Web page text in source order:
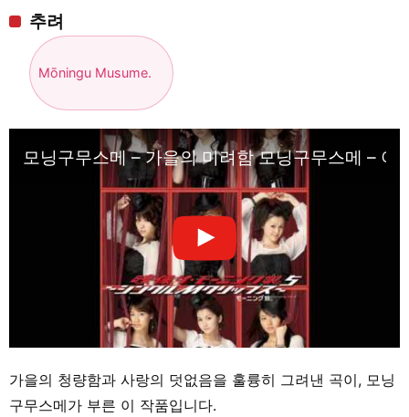
추려
Mōningu Musume.
모닝구무스메 – 가을의 미려함 모닝구무스메 – 아
가을의 청량함과 사랑의 덧없음을 훌륭히 그려낸 곡이, 모닝
구무스메가 부른 이 작품입니다.